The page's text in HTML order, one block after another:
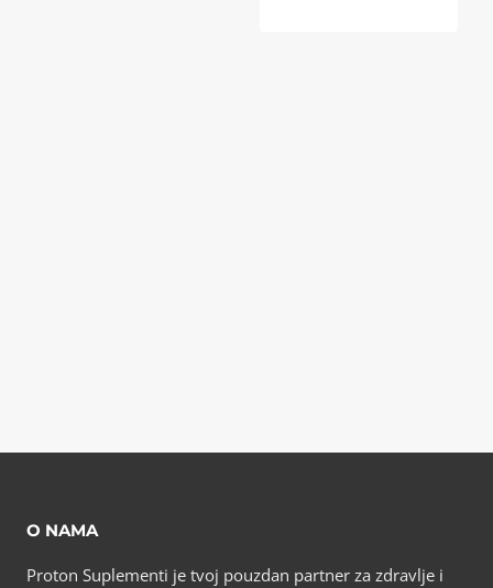
O NAMA
Proton Suplementi je tvoj pouzdan partner za zdravlje i